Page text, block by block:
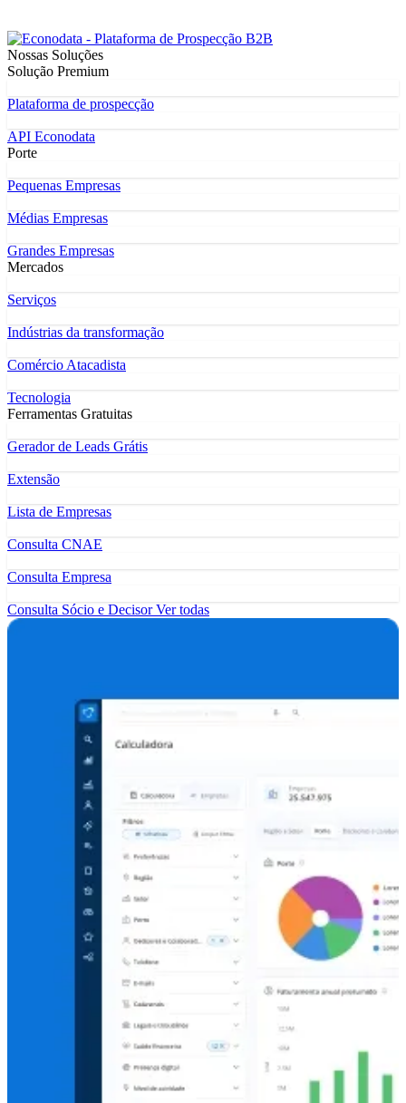
Nossas Soluções
Solução Premium
Plataforma de prospecção
API Econodata
Porte
Pequenas Empresas
Médias Empresas
Grandes Empresas
Mercados
Serviços
Indústrias da transformação
Comércio Atacadista
Tecnologia
Ferramentas Gratuitas
Gerador de Leads Grátis
Extensão
Lista de Empresas
Consulta CNAE
Consulta Empresa
Consulta Sócio e DecisorVer todas